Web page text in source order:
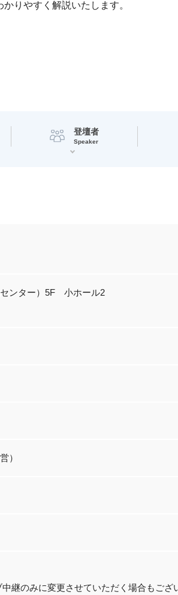
りやすく解説いたします。
登壇者
Speaker
ンター）5F 小ホール2
）
継のみに変更させていただく場合もござ